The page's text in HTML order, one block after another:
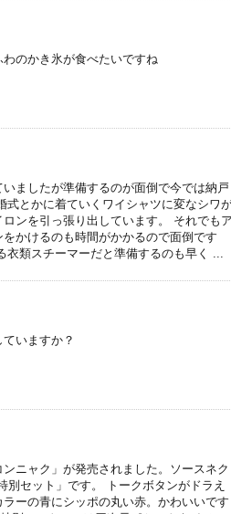
のかき氷が食べたいですね
ましたが準備するのが面倒で今では納戸
式とかに着ていくワイシャツに変なシワ
ンを引っ張り出しています。 それでもア
かけるのも時間がかかるので面倒です
衣類スチーマーだと準備するのも早く ...
いますか？
ニャク」が発売されました。ソースネク
セット」です。 トークボタンがドラえ
ーの青にシッポの丸い赤。かわいいです